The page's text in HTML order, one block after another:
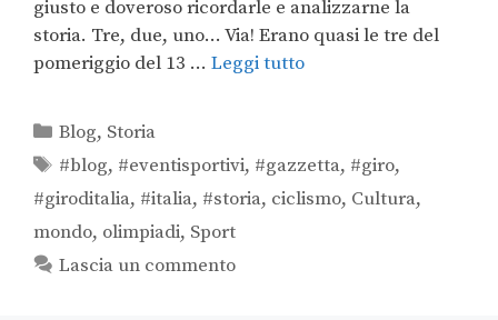
giusto e doveroso ricordarle e analizzarne la
storia. Tre, due, uno… Via! Erano quasi le tre del
pomeriggio del 13 … Leggi tutto
Blog, Storia
#blog, #eventisportivi, #gazzetta, #giro,
#giroditalia, #italia, #storia, ciclismo, Cultura,
mondo, olimpiadi, Sport
Lascia un commento